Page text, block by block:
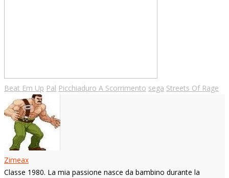
Beat Em Up Pal Picchiaduro A Scorrimento sega Streets Of Rage
Zimeax
Classe 1980. La mia passione nasce da bambino durante la